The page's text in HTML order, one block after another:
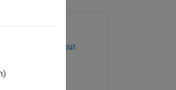
Kumar Yadav Hosur